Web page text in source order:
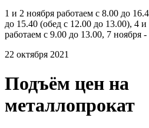
1 и 2 ноября работаем с 8.00 до
до 15.40 (обед с 12.00 до 13.00), 4
работаем с 9.00 до 13.00, 7 ноября
22 октября 2021
Подъём цен на
металлопрокат